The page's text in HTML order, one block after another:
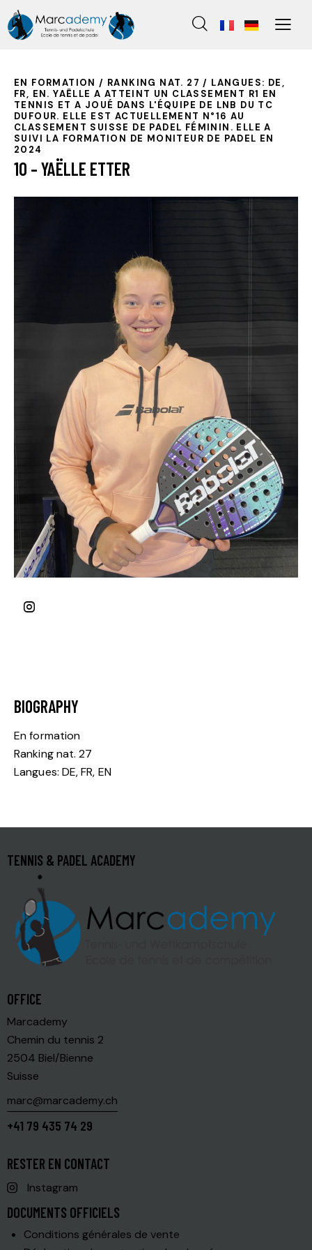
EN FORMATION / RANKING NAT. 27 / LANGUES: DE,
FR, EN. YAËLLE A ATTEINT UN CLASSEMENT R1 EN
TENNIS ET A JOUÉ DANS L'ÉQUIPE DE LNB DU TC
DUFOUR. ELLE EST ACTUELLEMENT N°16 AU
CLASSEMENT SUISSE DE PADEL FÉMININ. ELLE A
SUIVI LA FORMATION DE MONITEUR DE PADEL EN
2024
10 – YAËLLE ETTER
BIOGRAPHY
En formation
Ranking nat. 27
Langues: DE, FR, EN
TENNIS & PADEL ACADEMY
OFFICE
Marcademy
Chemin du tennis 2
2504 Biel/Bienne
Suisse
marc@marcademy.ch
+41 79 435 74 29
RESTER EN CONTACT
Instagram
DOCUMENTS OFFICIELS
Conditions générales de vente